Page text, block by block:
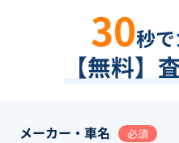
30秒で
【無料】
メーカー・車名 必須